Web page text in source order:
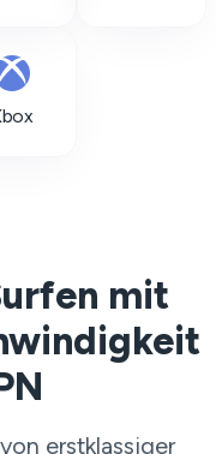
mit
erstklassiger